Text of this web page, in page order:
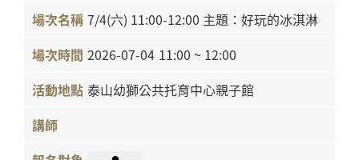
7/4(六) 11:00-12:00 主題：好玩的冰淇淋
2026-07-04 11:00 ~ 12:00
泰山幼獅公共托育中心親子館